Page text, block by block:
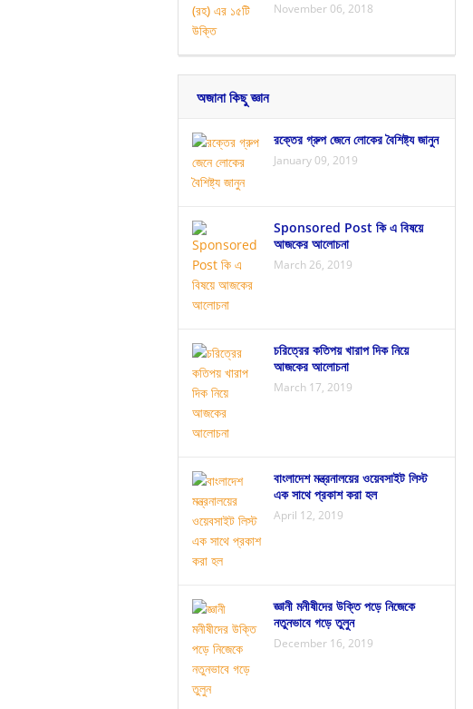
November 06, 2018
অজানা কিছু জ্ঞান
রক্তের গ্রুপ জেনে লোকের বৈশিষ্ট্য জানুন
January 09, 2019
Sponsored Post কি এ বিষয়ে
আজকের আলোচনা
March 26, 2019
চরিত্রের কতিপয় খারাপ দিক নিয়ে
আজকের আলোচনা
March 17, 2019
বাংলাদেশ মন্ত্রনালয়ের ওয়েবসাইট লিস্ট
এক সাথে প্রকাশ করা হল
April 12, 2019
জ্ঞানী মনীষীদের উক্তি পড়ে নিজেকে
নতুনভাবে গড়ে তুলুন
December 16, 2019